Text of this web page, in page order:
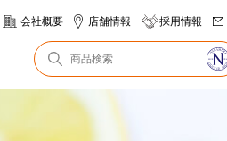
会社概要 店舗情報 採用情報